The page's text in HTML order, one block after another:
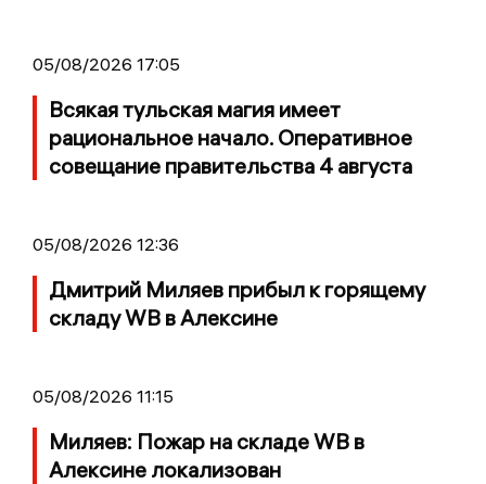
05/08/2026 17:05
Всякая тульская магия имеет
рациональное начало. Оперативное
совещание правительства 4 августа
05/08/2026 12:36
Дмитрий Миляев прибыл к горящему
складу WB в Алексине
05/08/2026 11:15
Миляев: Пожар на складе WB в
Алексине локализован